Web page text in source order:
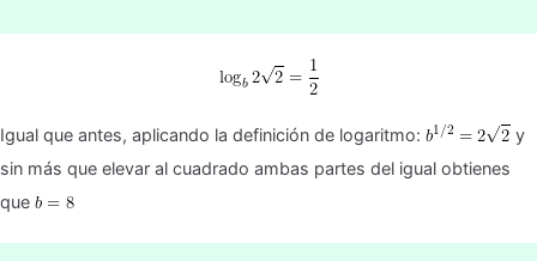
Igual que antes, aplicando la definición de logaritmo:
y
sin más que elevar al cuadrado ambas partes del igual obtienes
que